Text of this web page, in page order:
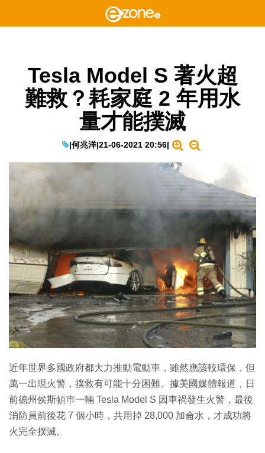
Tesla Model S 著火超
難救？耗家庭 2 年用水
量才能撲滅
|何兆洋|21-06-2021 20:56|
近年世界多國政府都大力推動電動車，雖然應該較環保，但
萬一出現火警，撲救有可能十分困難。據美國媒體報道，日
前德州侯斯頓巿一輛 Tesla Model S 因車禍發生火警，最後
消防員前後花 7 個小時，共用掉 28,000 加侖水，才成功將
火完全撲滅。